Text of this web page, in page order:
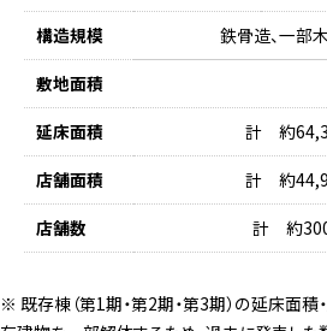
構造規模
鉄骨造、一部
敷地面積
延床面積 計 約
店舗面積 計 約
店舗数 計 約
※ 既存棟（第1期・第2期・第3期）の延床面